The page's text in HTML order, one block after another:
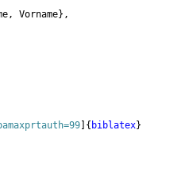
Vorname} ,
{ biblatex}